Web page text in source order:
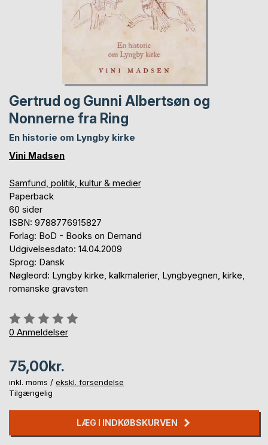
Gertrud og Gunni Albertsøn og
Nonnerne fra Ring
En historie om Lyngby kirke
Vini Madsen
Samfund, politik, kultur & medier
Paperback
60 sider
ISBN: 9788776915827
Forlag: BoD - Books on Demand
Udgivelsesdato: 14.04.2009
Sprog: Dansk
Nøgleord: Lyngby kirke, kalkmalerier, Lyngbyegnen, kirke,
romanske gravsten
Anmeldelse::
0%
0 Anmeldelser
75,00kr.
inkl. moms / ekskl. forsendelse
Tilgængelig
LÆG I INDKØBSKURVEN